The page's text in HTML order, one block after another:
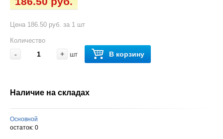
Цена 186.50 руб. за 1 шт
Количество
- + шт В корзину
Наличие на складах
Основной
остаток: 0